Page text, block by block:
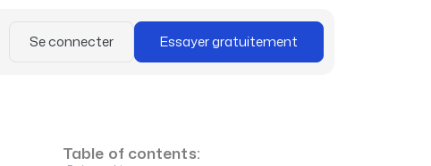
Se connecter Essayer gratuitement
Table of contents: